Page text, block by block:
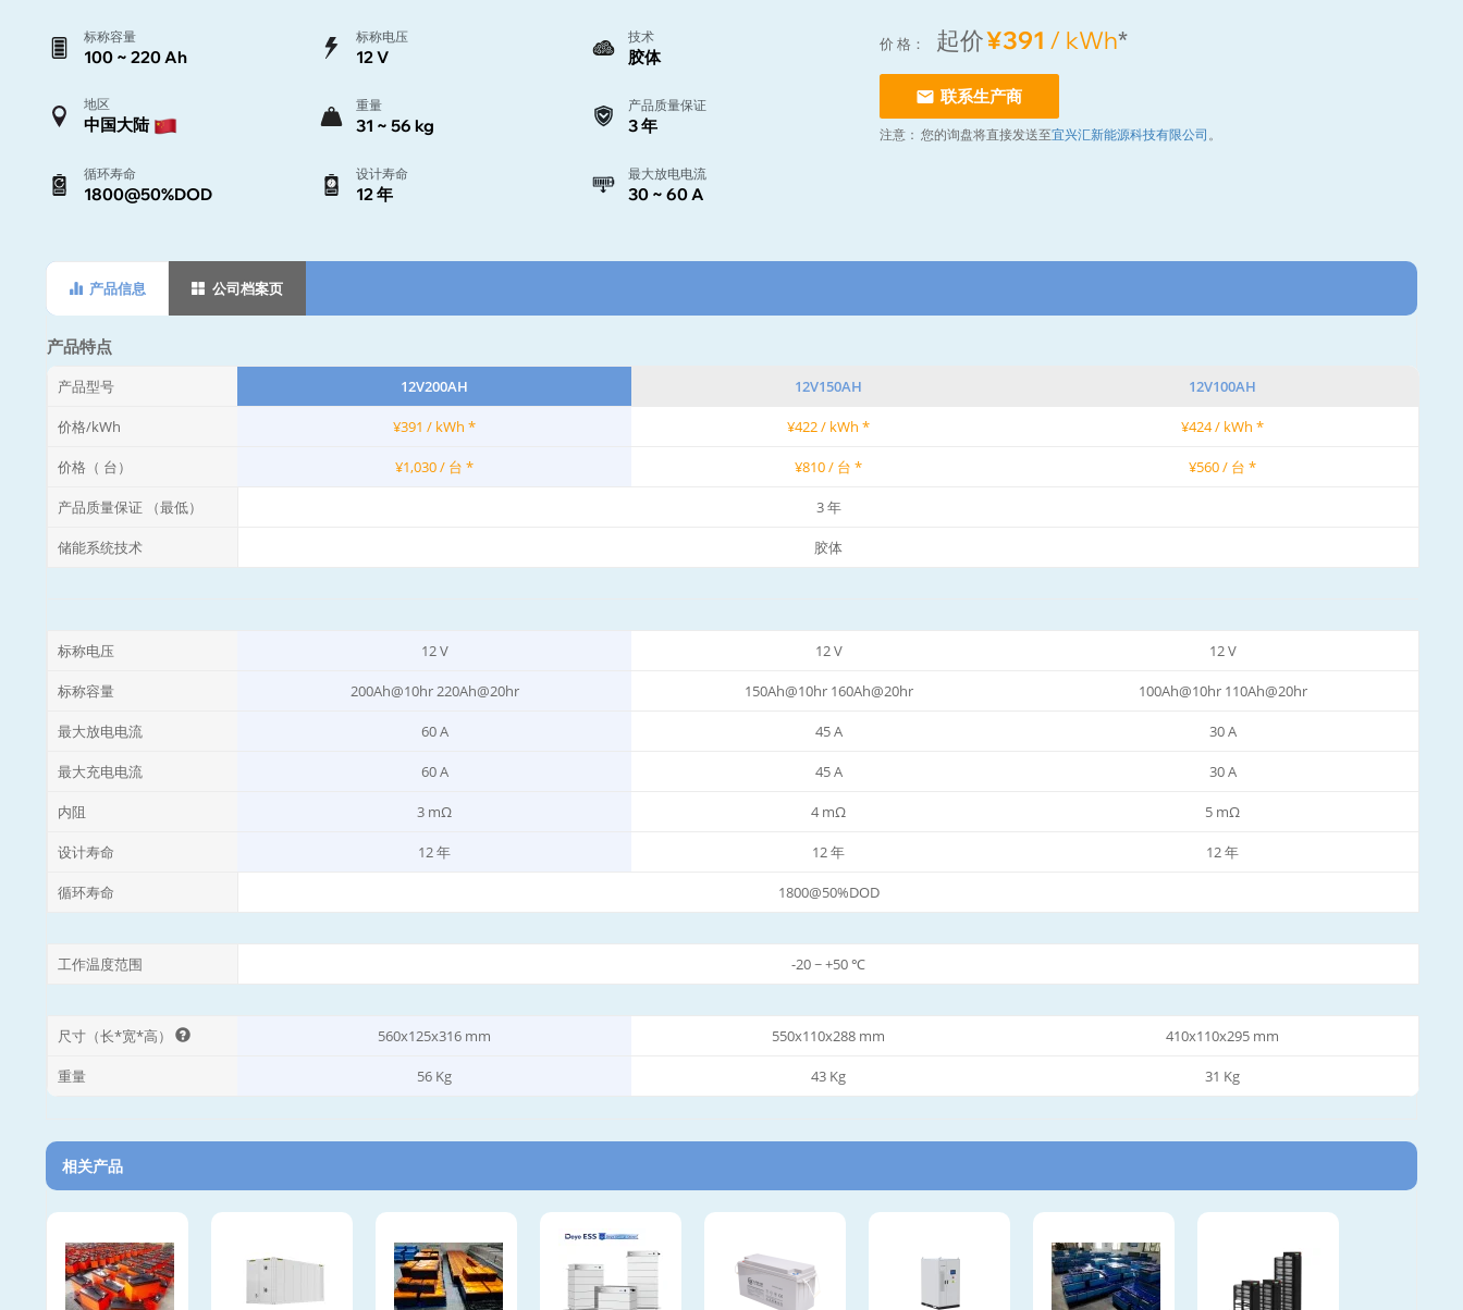
标称容量
100 ~ 220 Ah
标称电压
12 V
技术
胶体
地区
中国大陆
重量
31 ~ 56 kg
产品质量保证
3 年
循环寿命
1800@50%DOD
设计寿命
12 年
最大放电电流
30 ~ 60 A
价 格： 起价¥391 / kWh*
联系生产商
注意： 您的询盘将直接发送至宜兴汇新能源科技有限公司 。
产品信息 公司档案页
产品特点
产品型号 12V200AH 12V150AH 12V100AH
价格/kWh ¥391 / kWh * ¥422 / kWh * ¥424 / kWh *
价格（ 台） ¥1,030 / 台 * ¥810 / 台 * ¥560 / 台 *
产品质量保证 （最低） 3 年
储能系统技术 胶体
标称电压 12 V 12 V 12 V
标称容量 200Ah@10hr 220Ah@20hr 150Ah@10hr 160Ah@20hr 100Ah@10hr 110Ah@20hr
最大放电电流 60 A 45 A 30 A
最大充电电流 60 A 45 A 30 A
内阻 3 mΩ 4 mΩ 5 mΩ
设计寿命 12 年 12 年 12 年
循环寿命 1800@50%DOD
工作温度范围 -20 ~ +50 ℃
尺寸（长*宽*高） 560x125x316 mm 550x110x288 mm 410x110x295 mm
重量 56 Kg 43 Kg 31 Kg
相关产品